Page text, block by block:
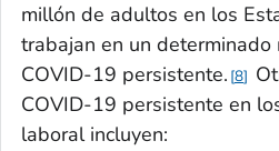
millón de adultos en los
trabajan en un
COVID-19 persistente. 8
COVID-19 persistente en
laboral incluyen: